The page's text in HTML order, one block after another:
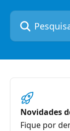
Pesquisar
Novidades
Fique por